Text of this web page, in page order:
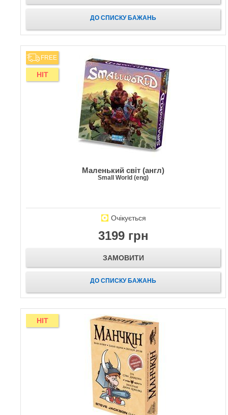
ДО СПИСКУ БАЖАНЬ
FREE
HIT
Маленький світ (англ)
Small World (eng)
Очікується
3199 грн
ЗАМОВИТИ
ДО СПИСКУ БАЖАНЬ
HIT